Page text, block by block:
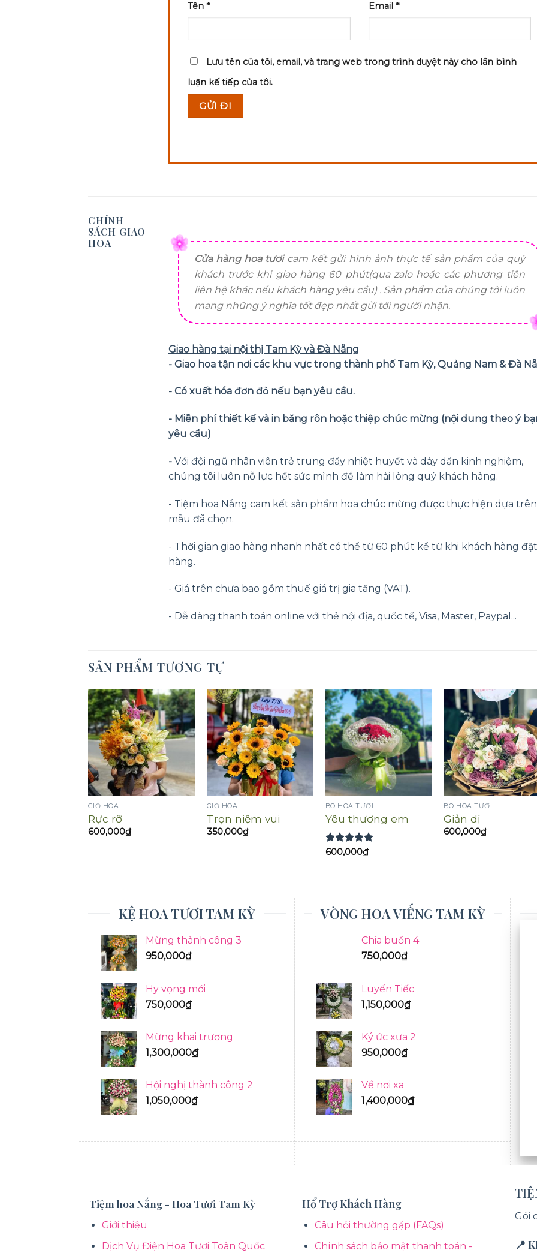
Tên * Email *
Lưu tên của tôi, email, và trang web trong trình duyệt này cho lần bình
luận kế tiếp của tôi.
CHÍNH
SÁCH GIAO
HOA
Cửa hàng hoa tươicam kết gửi hình ảnh thực tế sản phẩm của quý
khách trước khi giao hàng 60 phút(qua zalo hoặc các phương tiện
liên hệ khác nếu khách hàng yêu cầu) . Sản phẩm của chúng tôi luôn
mang những ý nghĩa tốt đẹp nhất gửi tới người nhận.
Giao hàng tại nội thị Tam Kỳ và Đà Nẵng
- Giao hoa tận nơi các khu vực trong thành phố Tam Kỳ, Quảng Nam & Đà
- Có xuất hóa đơn đỏ nếu bạn yêu cầu.
- Miễn phí thiết kế và in băng rôn hoặc thiệp chúc mừng (nội dung theo ý
yêu cầu)
-Với đội ngũ nhân viên trẻ trung đầy nhiệt huyết và dày dặn kinh nghiệm,
chúng tôi luôn nỗ lực hết sức mình để làm hài lòng quý khách hàng.
- Tiệm hoa Nắng cam kết sản phẩm hoa chúc mừng được thực hiện dựa trên
mẫu đã chọn.
- Thời gian giao hàng nhanh nhất có thể từ 60 phút kể từ khi khách hàng đặt
hàng.
- Giá trên chưa bao gồm thuế giá trị gia tăng (VAT).
- Dễ dàng thanh toán online với thẻ nội địa, quốc tế, Visa, Master, Paypal...
SẢN PHẨM TƯƠNG TỰ
GIỎ HOA
Rực rỡ
600,000₫
GIỎ HOA
Trọn niệm vui
350,000₫
BÓ HOA TƯƠI
Yêu thương em
Được xếp
600,000₫
BÓ HOA TƯƠI
Giản dị
600,000₫
KỆ HOA TƯƠI TAM KỲ
Mừng thành công 3
950,000₫
Hy vọng mới
750,000₫
Mừng khai trương
1,300,000₫
Hội nghị thành công 2
1,050,000₫
VÒNG HOA VIẾNG TAM KỲ
Chia buồn 4
750,000₫
Luyến Tiếc
1,150,000₫
Ký ức xưa 2
950,000₫
Về nơi xa
1,400,000₫
Tiệm hoa Nắng - Hoa Tươi Tam Kỳ
Giới thiệu
Dịch Vụ Điện Hoa Tươi Toàn Quốc
Hổ Trợ Khách Hàng
Câu hỏi thường gặp (FAQs)
Chính sách bảo mật thanh toán -
Gói
📍